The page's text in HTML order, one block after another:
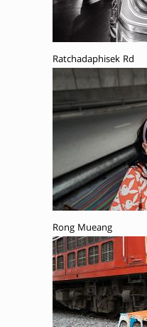
Ratchadaphisek Rd
Rong Mueang